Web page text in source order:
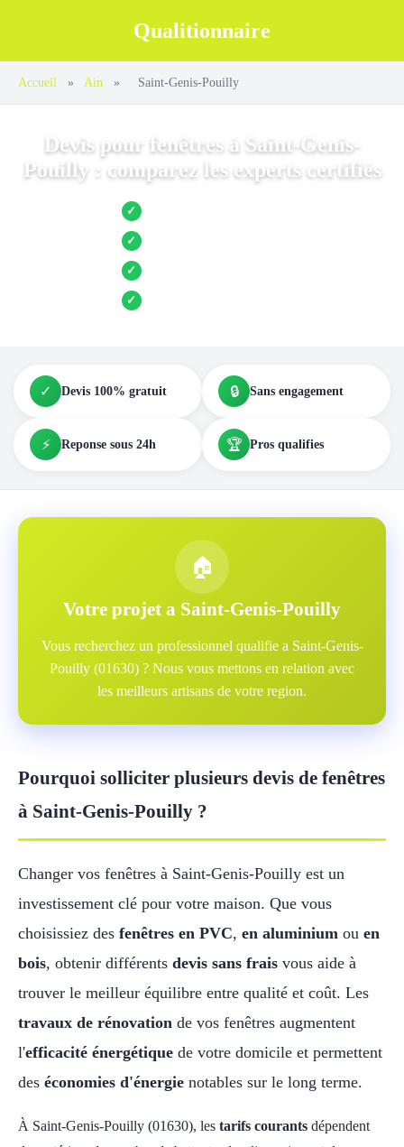
Qualitionnaire
Accueil » Ain » Saint-Genis-Pouilly
Devis pour fenêtres à Saint-Genis-
Pouilly : comparez les experts certifiés
✓ Jusqu’à 3 devis comparés
✓ Entreprises locales vérifiées
✓ Pose garantie
✓ Aides et primes incluses
✓ Devis 100% gratuit 🔒 Sans engagement
⚡ Reponse sous 24h 🏆 Pros qualifies
🏠
Votre projet a Saint-Genis-Pouilly
Vous recherchez un professionnel qualifie a Saint-Genis-
Pouilly (01630) ? Nous vous mettons en relation avec
les meilleurs artisans de votre region.
Pourquoi solliciter plusieurs devis de fenêtres
à Saint-Genis-Pouilly ?
Changer vos fenêtres à Saint-Genis-Pouilly est un
investissement clé pour votre maison. Que vous
choisissiez des fenêtres en PVC, en aluminium ou en
bois, obtenir différents devis sans frais vous aide à
trouver le meilleur équilibre entre qualité et coût. Les
travaux de rénovation de vos fenêtres augmentent
l'efficacité énergétique de votre domicile et permettent
des économies d'énergie notables sur le long terme.
À Saint-Genis-Pouilly (01630), les tarifs courants dépendent